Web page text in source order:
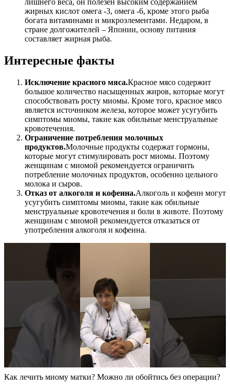
лишнего веса, он полезен высоким содержанием
жирных кислот омега -3, омега -6, кроме этого рыба
богата витаминами и микроэлементами. Недаром, в
стране долгожителей – Японии, основу питания
составляет жирная рыба.
Интересные факты
Исключение красного мяса.Красное мясо содержит
большое количество насыщенных жиров, которые могут
способствовать росту миомы. Кроме того, красное мясо
является источником железа, которое может усугубить
симптомы миомы, такие как обильные менструальные
кровотечения.
Ограничение потребления молочных
продуктов.Молочные продукты содержат гормоны,
которые могут стимулировать рост миомы. Поэтому
женщинам с миомой рекомендуется ограничить
потребление молочных продуктов, особенно цельного
молока и сыров.
Отказ от алкоголя и кофеина.Алкоголь и кофеин могут
усугубить симптомы миомы, такие как обильные
менструальные кровотечения и боли в животе. Поэтому
женщинам с миомой рекомендуется отказаться от
употребления алкоголя и кофеина.
Как лечить миому матки? Можно ли обойтись без операции?